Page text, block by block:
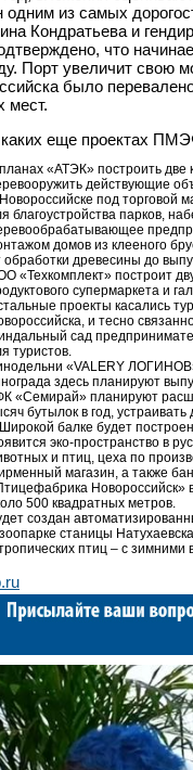
одним из самых
Кондратьева и
что
Порт увеличит свою
было
мест.
еще проектах
«АТЭК» построить две
действующие
под торговой
благоустройства парков,
домов из клееного
обработки древесины до
«Техкомплект» построит
супермаркета и
проекты касались
и тесно
сад
туристов.
«VALERY
здесь планируют
«Семирай» планируют
бутылок в год, устраивать
балке будет
эко-пространство в
и птиц, цеха по
магазин, а также
Новороссийск»
500 квадратных метров.
создан
станицы
птиц – с зимними